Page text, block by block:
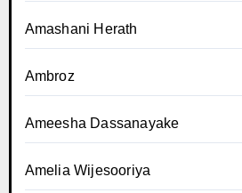
Amashani Herath
Ambroz
Ameesha Dassanayake
Amelia Wijesooriya